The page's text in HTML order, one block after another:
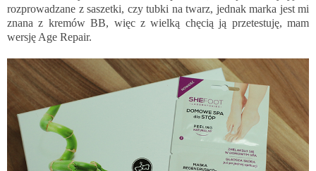
rozprowadzane z saszetki, czy tubki na twarz, jednak marka jest mi
znana z kremów BB, więc z wielką chęcią ją przetestuję, mam
wersję Age Repair.